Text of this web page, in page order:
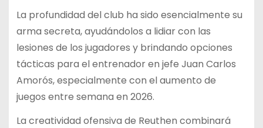
La profundidad del club ha sido esencialmente su
arma secreta, ayudándolos a lidiar con las
lesiones de los jugadores y brindando opciones
tácticas para el entrenador en jefe Juan Carlos
Amorós, especialmente con el aumento de
juegos entre semana en 2026.
La creatividad ofensiva de Reuthen combinará